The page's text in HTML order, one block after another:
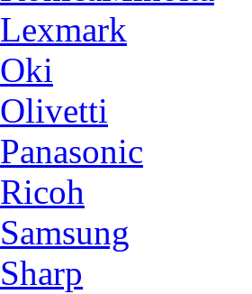
Lexmark
Oki
Olivetti
Panasonic
Ricoh
Samsung
Sharp